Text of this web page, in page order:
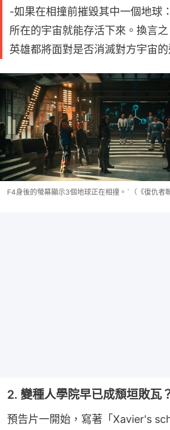
-如果在相撞前摧毀其中一個地球
所在的宇宙就能存活下來。換言
英雄都將面對是否消滅對方宇宙的
F4身後的螢幕顯示3個地球正在相撞。`（《復仇者
2. 變種人學院早已成頹垣敗瓦
預告片一開始，寫著「Xavier's